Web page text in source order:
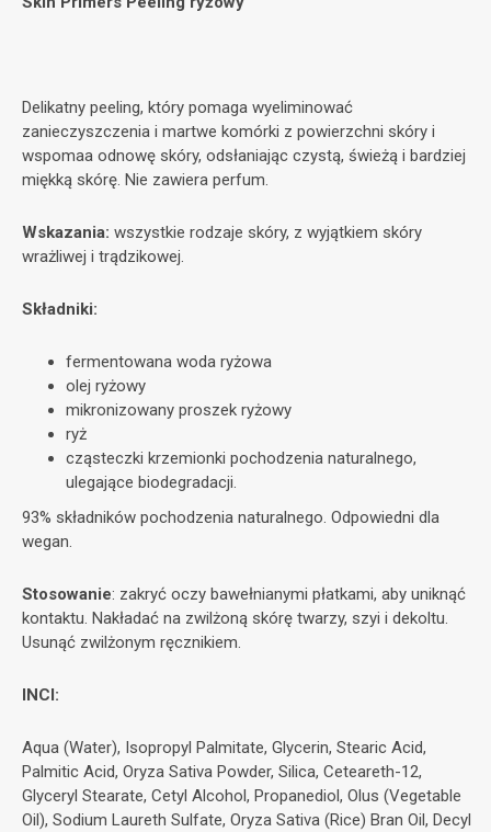
Delikatny peeling, który pomaga wyeliminować
zanieczyszczenia i martwe komórki z powierzchni skóry i
wspomaa odnowę skóry, odsłaniając czystą, świeżą i bardziej
miękką skórę. Nie zawiera perfum.​
Wskazania: wszystkie rodzaje skóry, z wyjątkiem skóry
wrażliwej i trądzikowej. ​
Składniki:
fermentowana woda ryżowa
olej ryżowy
mikronizowany proszek ryżowy
ryż
cząsteczki krzemionki pochodzenia naturalnego,
ulegające biodegradacji.
​93% składników pochodzenia naturalnego. Odpowiedni dla
wegan.​
Stosowanie: zakryć oczy bawełnianymi płatkami, aby uniknąć
kontaktu. Nakładać na zwilżoną skórę twarzy, szyi i dekoltu.
Usunąć zwilżonym ręcznikiem.​
​INCI:
​Aqua (Water), Isopropyl Palmitate, Glycerin, Stearic Acid,
Palmitic Acid, Oryza Sativa Powder, Silica, Ceteareth-12,
Glyceryl Stearate, Cetyl Alcohol, Propanediol, Olus (Vegetable
Oil), Sodium Laureth Sulfate, Oryza Sativa (Rice) Bran Oil, Decyl